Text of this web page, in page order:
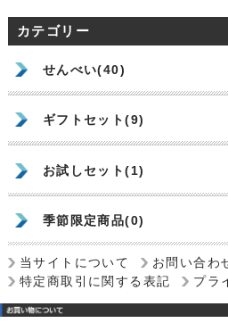
カテゴリー
せんべい(40)
ギフトセット(9)
お試しセット(1)
季節限定商品(0)
当サイトについて
お問い合わ
特定商取引に関する表記
プラ